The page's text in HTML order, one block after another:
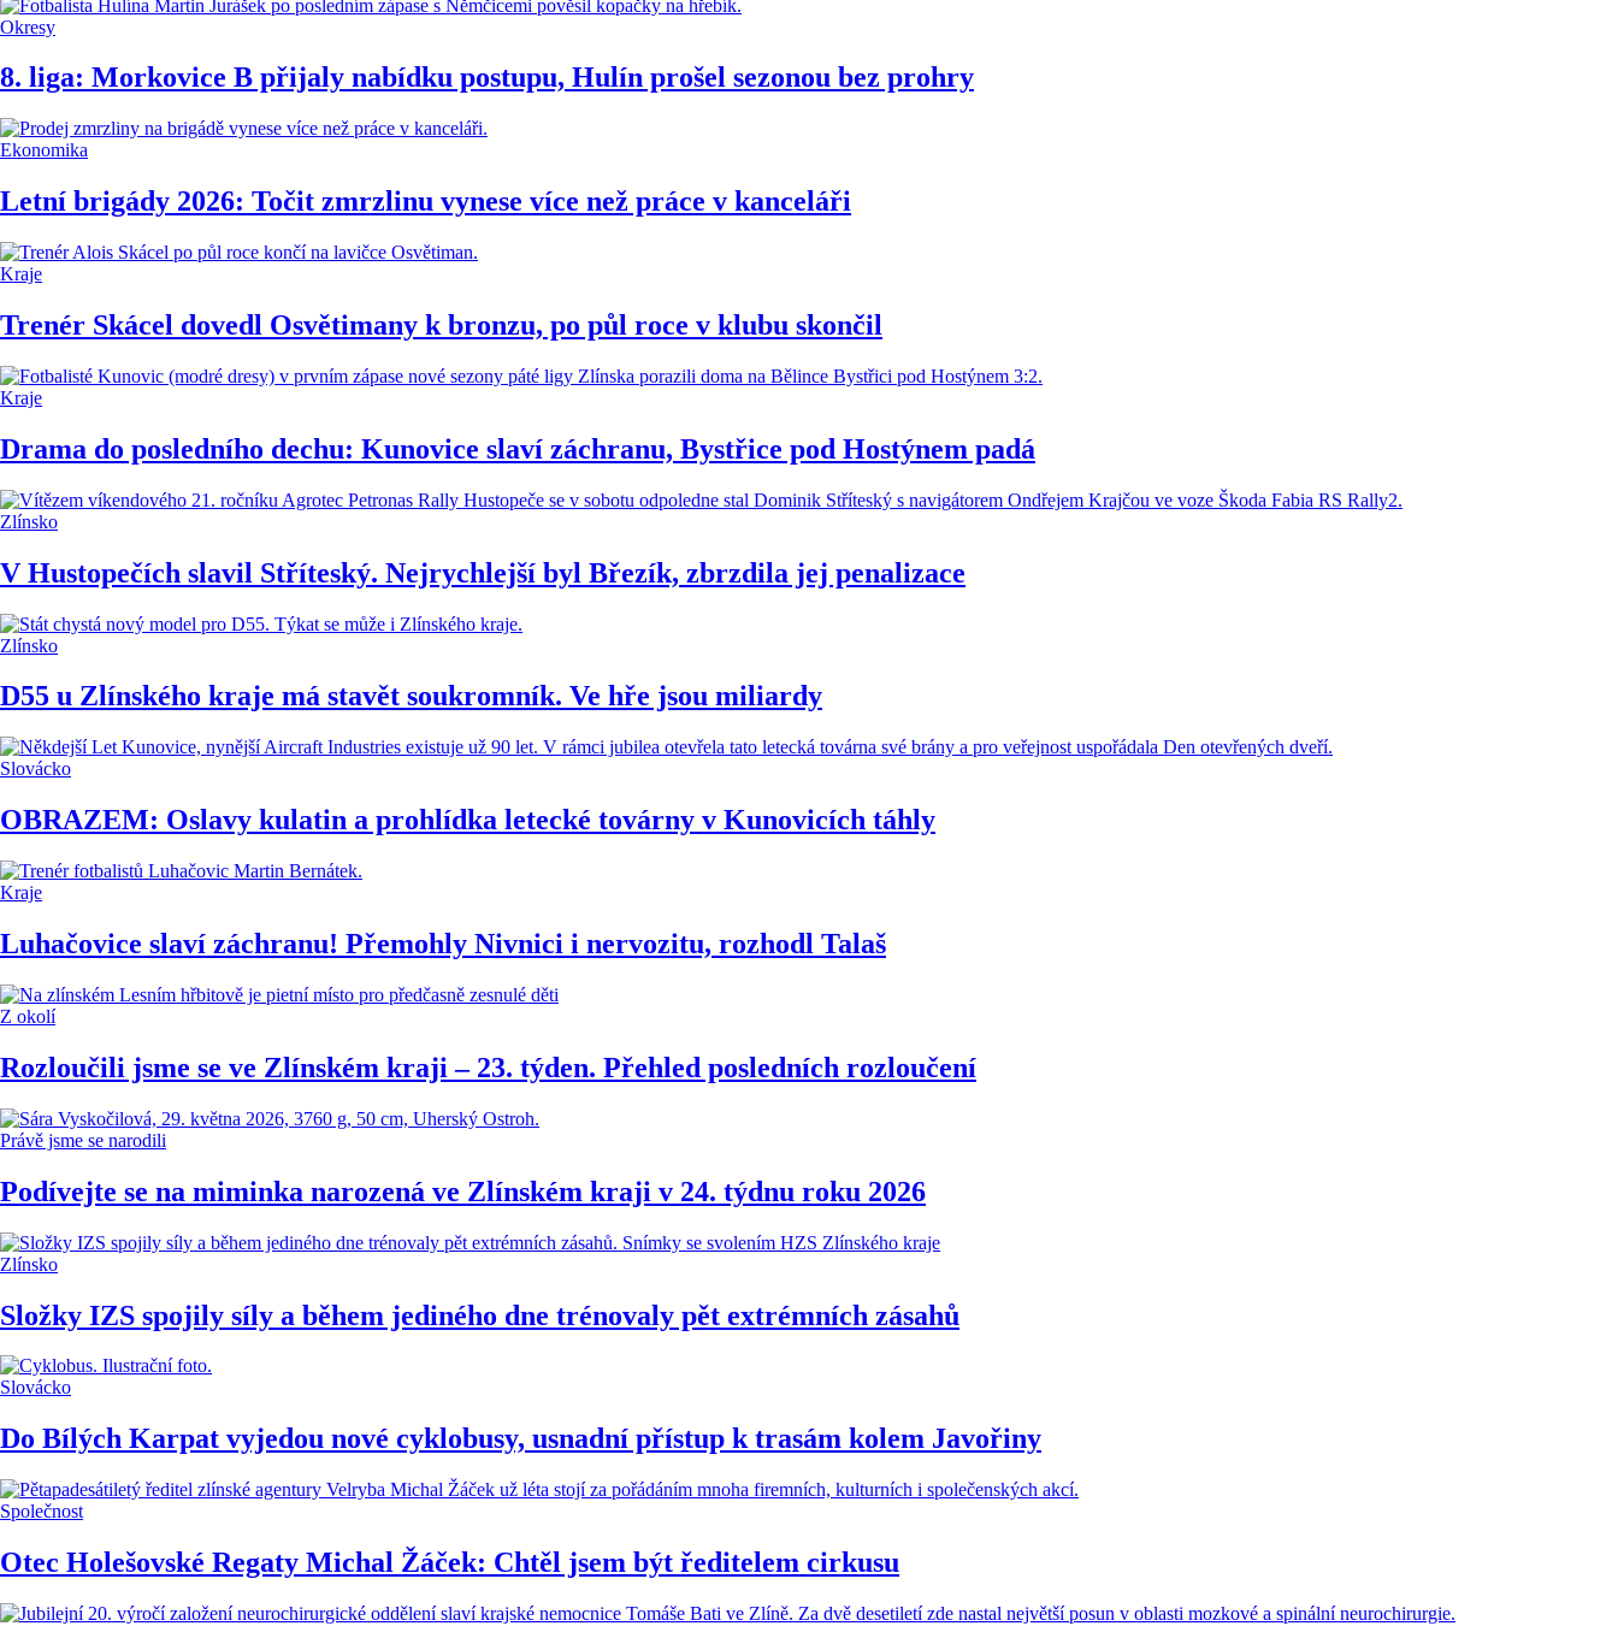
Okresy
8. liga: Morkovice B přijaly nabídku postupu, Hulín prošel sezonou bez prohry
Ekonomika
Letní brigády 2026: Točit zmrzlinu vynese více než práce v kanceláři
Kraje
Trenér Skácel dovedl Osvětimany k bronzu, po půl roce v klubu skončil
Kraje
Drama do posledního dechu: Kunovice slaví záchranu, Bystřice pod Hostýnem padá
Zlínsko
V Hustopečích slavil Stříteský. Nejrychlejší byl Březík, zbrzdila jej penalizace
Zlínsko
D55 u Zlínského kraje má stavět soukromník. Ve hře jsou miliardy
Slovácko
OBRAZEM: Oslavy kulatin a prohlídka letecké továrny v Kunovicích táhly
Kraje
Luhačovice slaví záchranu! Přemohly Nivnici i nervozitu, rozhodl Talaš
Z okolí
Rozloučili jsme se ve Zlínském kraji – 23. týden. Přehled posledních rozloučení
Právě jsme se narodili
Podívejte se na miminka narozená ve Zlínském kraji v 24. týdnu roku 2026
Zlínsko
Složky IZS spojily síly a během jediného dne trénovaly pět extrémních zásahů
Slovácko
Do Bílých Karpat vyjedou nové cyklobusy, usnadní přístup k trasám kolem Javořiny
Společnost
Otec Holešovské Regaty Michal Žáček: Chtěl jsem být ředitelem cirkusu